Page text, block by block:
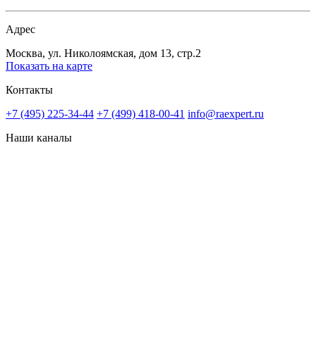
Адрес
Москва, ул. Николоямская, дом 13, стр.2
Показать на карте
Контакты
+7 (495) 225-34-44 +7 (499) 418-00-41 info@raexpert.ru
Наши каналы